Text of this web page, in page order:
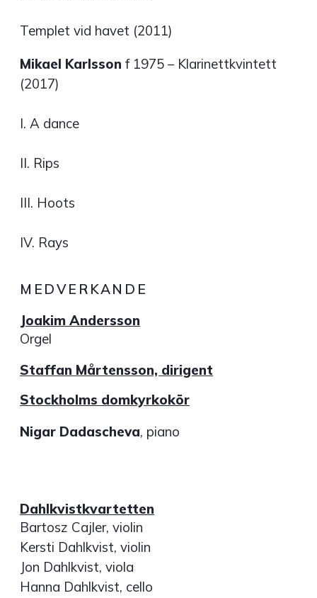
Templet vid havet (2011)
Mikael Karlsson f 1975 – Klarinettkvintett
(2017)
I. A dance
II. Rips
III. Hoots
IV. Rays
MEDVERKANDE
Joakim Andersson
Orgel
Staffan Mårtensson, dirigent
Stockholms domkyrkokör
Nigar Dadascheva, piano
Dahlkvistkvartetten
Bartosz Cajler, violin
Kersti Dahlkvist, violin
Jon Dahlkvist, viola
Hanna Dahlkvist, cello